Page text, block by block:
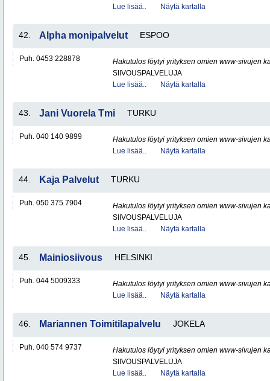
Lue lisää..
Näytä kartalla
42. Alpha monipalvelut ESPOO
Puh. 0453 228878
Hakutulos löytyi yrityksen omien www-sivujen
SIIVOUSPALVELUJA
Lue lisää..
Näytä kartalla
43. Jani Vuorela Tmi TURKU
Puh. 040 140 9899
Hakutulos löytyi yrityksen omien www-sivujen
Lue lisää..
Näytä kartalla
44. Kaja Palvelut TURKU
Puh. 050 375 7904
Hakutulos löytyi yrityksen omien www-sivujen
SIIVOUSPALVELUJA
Lue lisää..
Näytä kartalla
45. Mainiosiivous HELSINKI
Puh. 044 5009333
Hakutulos löytyi yrityksen omien www-sivujen
Lue lisää..
Näytä kartalla
46. Mariannen Toimitilapalvelu JOKELA
Puh. 040 574 9737
Hakutulos löytyi yrityksen omien www-sivujen
SIIVOUSPALVELUJA
Lue lisää..
Näytä kartalla